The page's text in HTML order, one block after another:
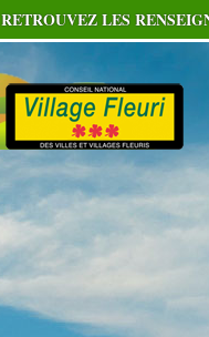
RETROUVEZ LES